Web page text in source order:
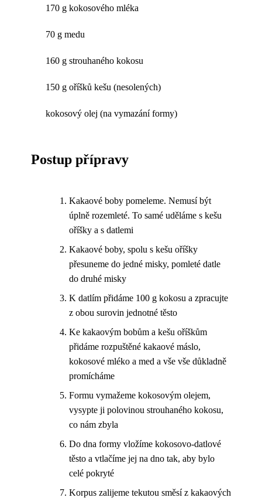
170 g kokosového mléka
70 g medu
160 g strouhaného kokosu
150 g oříšků kešu (nesolených)
kokosový olej (na vymazání formy)
Postup přípravy
Kakaové boby pomeleme. Nemusí být
úplně rozemleté. To samé uděláme s kešu
oříšky a s datlemi
Kakaové boby, spolu s kešu oříšky
přesuneme do jedné misky, pomleté datle
do druhé misky
K datlím přidáme 100 g kokosu a zpracujte
z obou surovin jednotné těsto
Ke kakaovým bobům a kešu oříškům
přidáme rozpuštěné kakaové máslo,
kokosové mléko a med a vše vše důkladně
promícháme
Formu vymažeme kokosovým olejem,
vysypte ji polovinou strouhaného kokosu,
co nám zbyla
Do dna formy vložíme kokosovo-datlové
těsto a vtlačíme jej na dno tak, aby bylo
celé pokryté
Korpus zalijeme tekutou směsí z kakaových